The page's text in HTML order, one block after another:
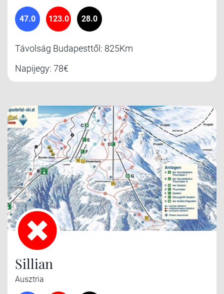
47.0 123.0 28.0
Távolság Budapesttől: 825Km
Napijegy: 78€
Sillian
Ausztria